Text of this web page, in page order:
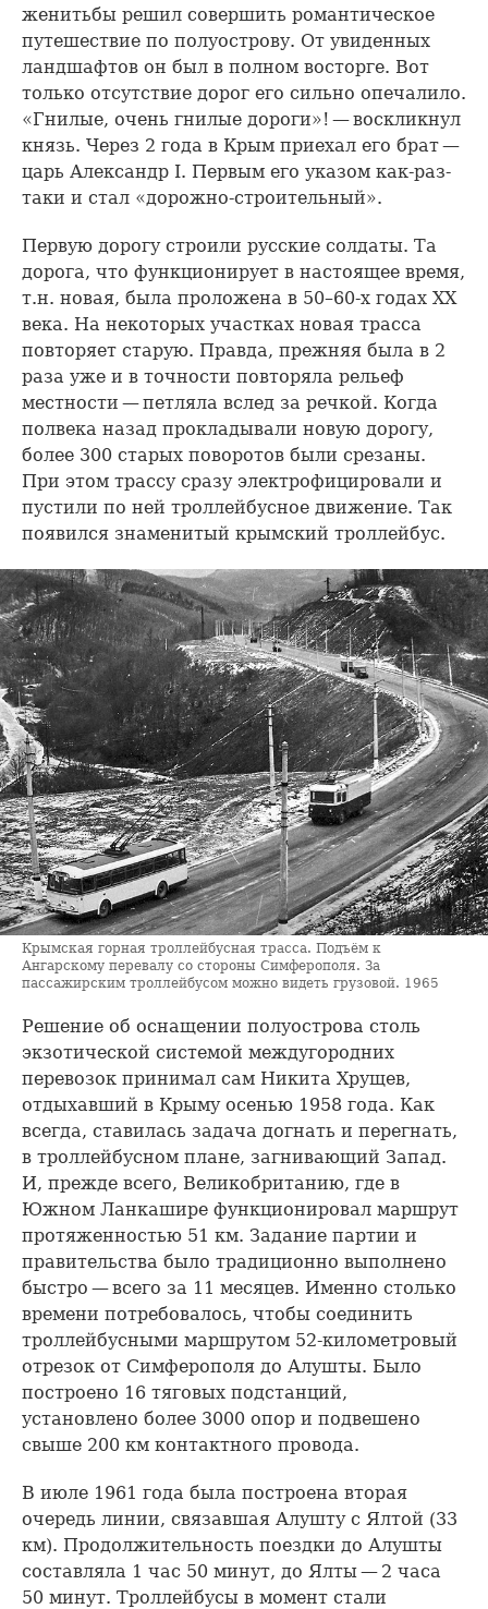
женитьбы решил совершить романтическое
путешествие по полуострову. От увиденных
ландшафтов он был в полном восторге. Вот
только отсутствие дорог его сильно опечалило.
«Гнилые, очень гнилые дороги»! — воскликнул
князь. Через 2 года в Крым приехал его брат —
царь Александр I. Первым его указом как-раз-
таки и стал «дорожно-строительный».
Первую дорогу строили русские солдаты. Та
дорога, что функционирует в настоящее время,
т.н. новая, была проложена в 50–60-х годах XX
века. На некоторых участках новая трасса
повторяет старую. Правда, прежняя была в 2
раза уже и в точности повторяла рельеф
местности — петляла вслед за речкой. Когда
полвека назад прокладывали новую дорогу,
более 300 старых поворотов были срезаны.
При этом трассу сразу электрофицировали и
пустили по ней троллейбусное движение. Так
появился знаменитый крымский троллейбус.
Крымская горная троллейбусная трасса. Подъём к
Ангарскому перевалу со стороны Симферополя. За
пассажирским троллейбусом можно видеть грузовой. 1965
Решение об оснащении полуострова столь
экзотической системой междугородних
перевозок принимал сам Никита Хрущев,
отдыхавший в Крыму осенью 1958 года. Как
всегда, ставилась задача догнать и перегнать,
в троллейбусном плане, загнивающий Запад.
И, прежде всего, Великобританию, где в
Южном Ланкашире функционировал маршрут
протяженностью 51 км. Задание партии и
правительства было традиционно выполнено
быстро — всего за 11 месяцев. Именно столько
времени потребовалось, чтобы соединить
троллейбусными маршрутом 52-километровый
отрезок от Симферополя до Алушты. Было
построено 16 тяговых подстанций,
установлено более 3000 опор и подвешено
свыше 200 км контактного провода.
В июле 1961 года была построена вторая
очередь линии, связавшая Алушту с Ялтой (33
км). Продолжительность поездки до Алушты
составляла 1 час 50 минут, до Ялты — 2 часа
50 минут. Троллейбусы в момент стали